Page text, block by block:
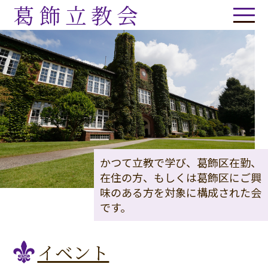
葛飾立教会
かつて立教で学び、葛飾区在勤、
在住の方、もしくは葛飾区にご興
味のある方を対象に構成された会
です。
イベント